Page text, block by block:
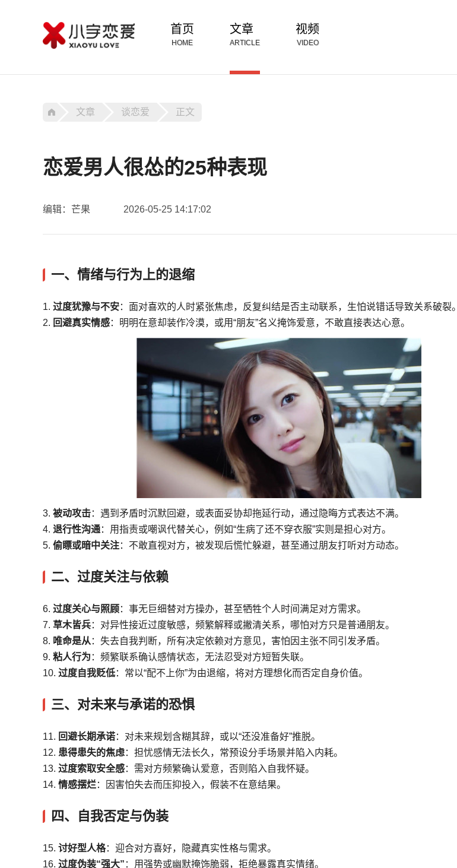
首页
HOME
文章
ARTICLE
视频
VIDEO
文章 谈恋爱 正文
恋爱男人很怂的25种表现
编辑：芒果 2026-05-25 14:17:02
一、情绪与行为上的退缩
1. 过度犹豫与不安：面对喜欢的人时紧张焦虑，反复纠结是否主动联系，生怕说错话导致关系破裂。
2. 回避真实情感：明明在意却装作冷漠，或用“朋友”名义掩饰爱意，不敢直接表达心意。
3. 被动攻击：遇到矛盾时沉默回避，或表面妥协却拖延行动，通过隐晦方式表达不满。
4. 退行性沟通：用指责或嘲讽代替关心，例如“生病了还不穿衣服”实则是担心对方。
5. 偷瞟或暗中关注：不敢直视对方，被发现后慌忙躲避，甚至通过朋友打听对方动态。
二、过度关注与依赖
6. 过度关心与照顾：事无巨细替对方操办，甚至牺牲个人时间满足对方需求。
7. 草木皆兵：对异性接近过度敏感，频繁解释或撇清关系，哪怕对方只是普通朋友。
8. 唯命是从 ：失去自我判断，所有决定依赖对方意见，害怕因主张不同引发矛盾。
9. 粘人行为 ：频繁联系确认感情状态，无法忍受对方短暂失联。
10. 过度自我贬低：常以“配不上你”为由退缩，将对方理想化而否定自身价值。
三、对未来与承诺的恐惧
11. 回避长期承诺：对未来规划含糊其辞，或以“还没准备好”推脱。
12. 患得患失的焦虑：担忧感情无法长久，常预设分手场景并陷入内耗。
13. 过度索取安全感：需对方频繁确认爱意，否则陷入自我怀疑。
14. 情感摆烂：因害怕失去而压抑投入，假装不在意结果。
四、自我否定与伪装
15. 讨好型人格：迎合对方喜好，隐藏真实性格与需求。
16. 过度伪装“强大” ：用强势或幽默掩饰脆弱，拒绝暴露真实情绪。